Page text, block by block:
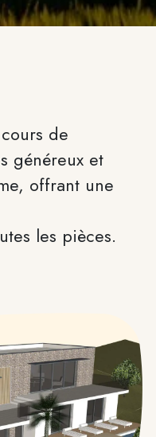
de
généreux et
offrant une
les pièces.